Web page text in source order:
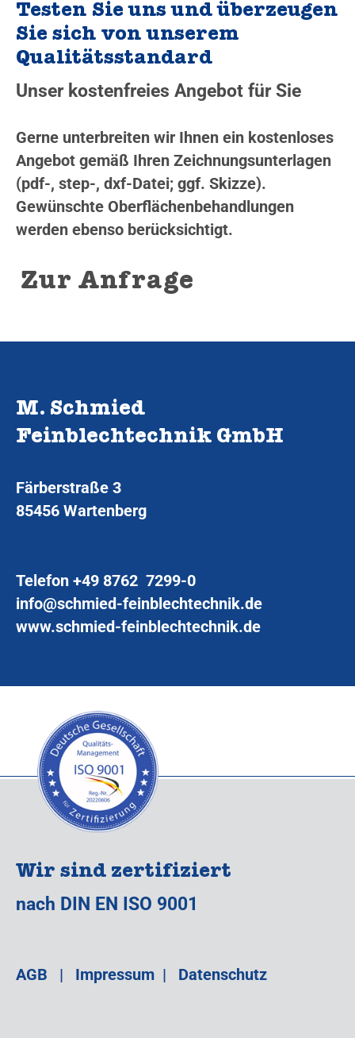
Testen Sie uns und überzeugen
Sie sich von unserem
Qualitätsstandard
Unser kostenfreies Angebot für Sie
Gerne unterbreiten wir Ihnen ein kostenloses
Angebot gemäß Ihren Zeichnungsunterlagen
(pdf-, step-, dxf-Datei; ggf. Skizze).
Gewünschte Oberflächenbehandlungen
werden ebenso berücksichtigt.
Zur Anfrage
M. Schmied
Feinblechtechnik GmbH
Färberstraße 3
85456 Wartenberg
Telefon +49 8762 7299-0
info@schmied-feinblechtechnik.de
www.schmied-feinblechtechnik.de
Wir sind zertifiziert
nach DIN EN ISO 9001
AGB | Impressum | Datenschutz